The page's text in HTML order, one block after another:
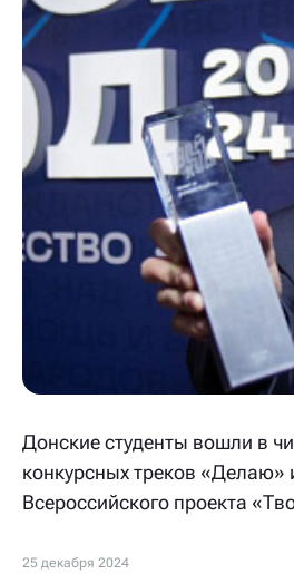
Донские студенты вошли в
конкурсных треков
Всероссийского проекта
25 декабря 2024